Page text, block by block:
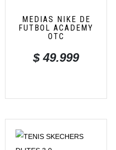
MEDIAS NIKE DE
FUTBOL ACADEMY
OTC
$49.999